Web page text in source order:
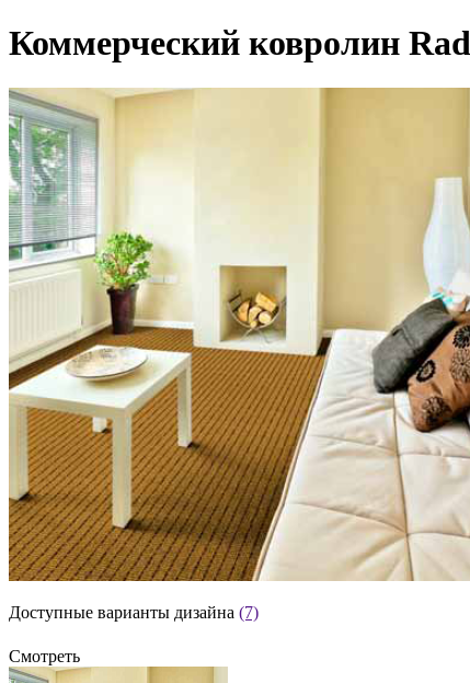
Коммерческий ковролин
Доступные варианты дизайна (7)
Смотреть